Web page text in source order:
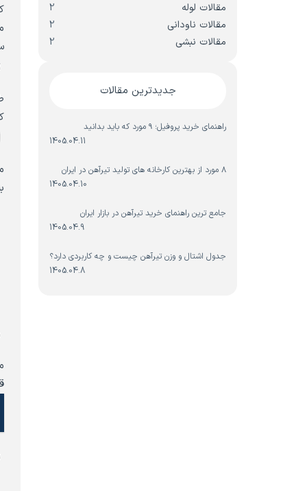
مقالات لوله
2
مقالات ناودانی
2
مقالات نبشی
2
جدیدترین مقالات
راهنمای خرید پروفیل؛ ۹ مورد که باید بدانید
1405.04.11
۸ مورد از بهترین کارخانه های تولید تیرآهن در ایران
1405.04.10
جامع ترین راهنمای خرید تیرآهن در بازار ایران
1405.04.9
جدول اشتال و وزن تیرآهن چیست و چه کاربردی دارد؟
1405.04.8